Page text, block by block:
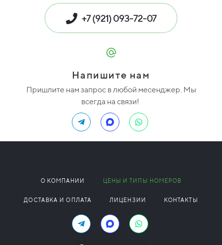
+7 (921) 093-72-07
Напишите нам
Пришлите нам запрос в любой месенджер. Мы
всегда на связи!
О КОМПАНИИ ЦЕНЫ И ТИПЫ НОМЕРОВ
ДОСТАВКА И ОПЛАТА ЛИЦЕНЗИИ КОНТАКТЫ